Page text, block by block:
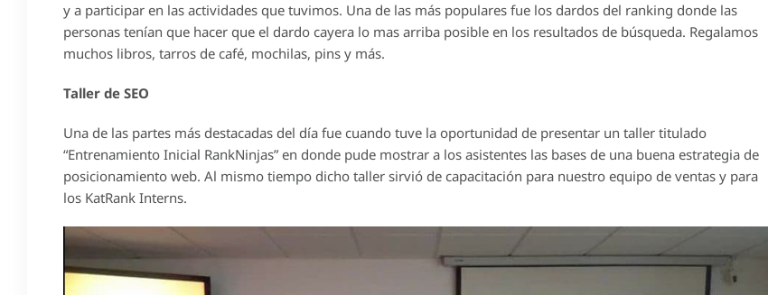
y a participar en las actividades que tuvimos. Una de las más populares fue los dardos del ranking donde las
personas tenían que hacer que el dardo cayera lo mas arriba posible en los resultados de búsqueda. Regalamos
muchos libros, tarros de café, mochilas, pins y más.
Taller de SEO
Una de las partes más destacadas del día fue cuando tuve la oportunidad de presentar un taller titulado
“Entrenamiento Inicial RankNinjas” en donde pude mostrar a los asistentes las bases de una buena estrategia de
posicionamiento web. Al mismo tiempo dicho taller sirvió de capacitación para nuestro equipo de ventas y para
los KatRank Interns.